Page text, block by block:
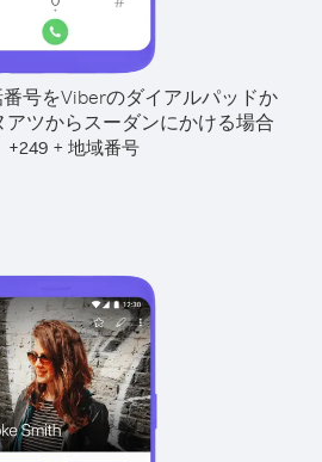
号をViberのダイアルパッドか
アツからスーダンにかける場合
+249 + 地域番号